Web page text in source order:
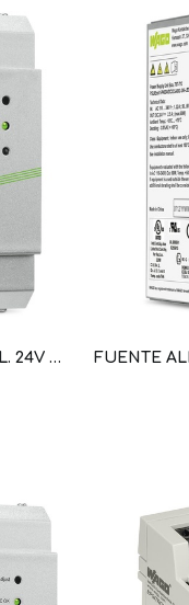
FUENTE ALIMENTACION; SAL. 24V DC; 5A; PROTEC CON. EN PARALELO, CORTOCIRCUITO; AJUSTE SAL; LED (WAG100607 / 787-722)